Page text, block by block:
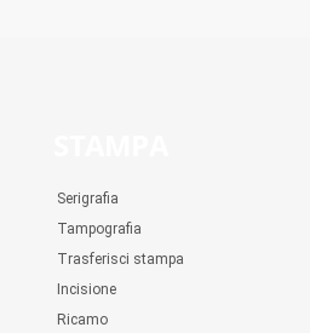
Serigrafia
Tampografia
Trasferisci stampa
Incisione
Ricamo